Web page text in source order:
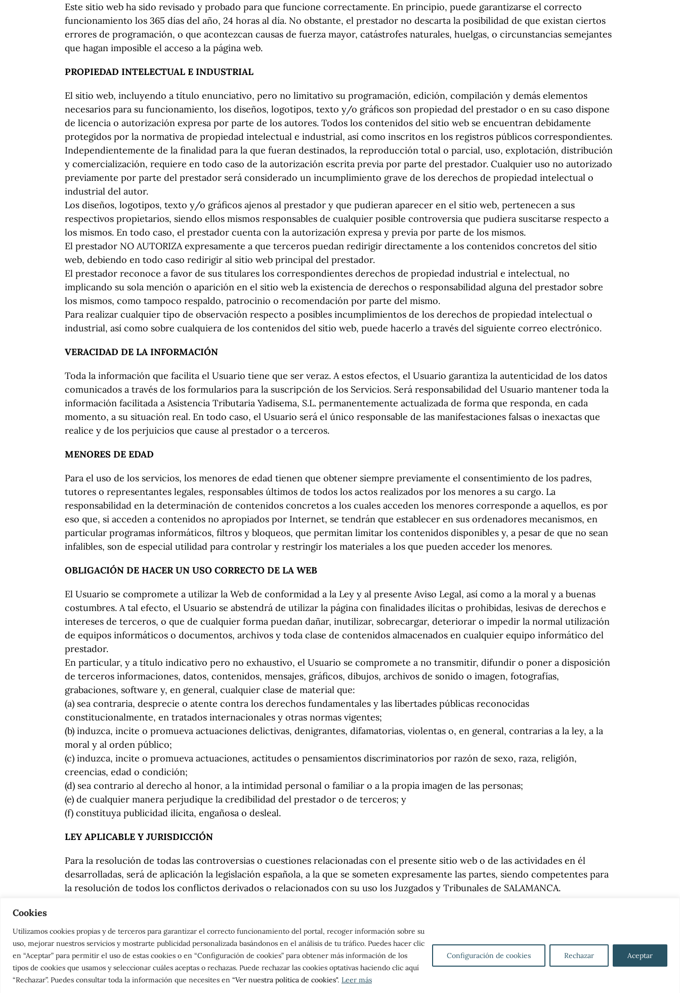
Cookies
Utilizamos cookies propias y de terceros para garantizar el correcto funcionamiento del portal, recoger información sobre su
uso, mejorar nuestros servicios y mostrarte publicidad personalizada basándonos en el análisis de tu tráfico. Puedes hacer clic
en “Aceptar” para permitir el uso de estas cookies o en “Configuración de cookies” para obtener más información de los
tipos de cookies que usamos y seleccionar cuáles aceptas o rechazas. Puede rechazar las cookies optativas haciendo clic aquí
“Rechazar”. Puedes consultar toda la información que necesites en “Ver nuestra política de cookies". Leer más
Configuración de cookies Rechazar Aceptar
Este sitio web ha sido revisado y probado para que funcione correctamente. En principio, puede garantizarse el correcto
funcionamiento los 365 días del año, 24 horas al día. No obstante, el prestador no descarta la posibilidad de que existan ciertos
errores de programación, o que acontezcan causas de fuerza mayor, catástrofes naturales, huelgas, o circunstancias semejantes
que hagan imposible el acceso a la página web.
PROPIEDAD INTELECTUAL E INDUSTRIAL
El sitio web, incluyendo a título enunciativo, pero no limitativo su programación, edición, compilación y demás elementos
necesarios para su funcionamiento, los diseños, logotipos, texto y/o gráficos son propiedad del prestador o en su caso dispone
de licencia o autorización expresa por parte de los autores. Todos los contenidos del sitio web se encuentran debidamente
protegidos por la normativa de propiedad intelectual e industrial, así como inscritos en los registros públicos correspondientes.
Independientemente de la finalidad para la que fueran destinados, la reproducción total o parcial, uso, explotación, distribución
y comercialización, requiere en todo caso de la autorización escrita previa por parte del prestador. Cualquier uso no autorizado
previamente por parte del prestador será considerado un incumplimiento grave de los derechos de propiedad intelectual o
industrial del autor.
Los diseños, logotipos, texto y/o gráficos ajenos al prestador y que pudieran aparecer en el sitio web, pertenecen a sus
respectivos propietarios, siendo ellos mismos responsables de cualquier posible controversia que pudiera suscitarse respecto a
los mismos. En todo caso, el prestador cuenta con la autorización expresa y previa por parte de los mismos.
El prestador NO AUTORIZA expresamente a que terceros puedan redirigir directamente a los contenidos concretos del sitio
web, debiendo en todo caso redirigir al sitio web principal del prestador.
El prestador reconoce a favor de sus titulares los correspondientes derechos de propiedad industrial e intelectual, no
implicando su sola mención o aparición en el sitio web la existencia de derechos o responsabilidad alguna del prestador sobre
los mismos, como tampoco respaldo, patrocinio o recomendación por parte del mismo.
Para realizar cualquier tipo de observación respecto a posibles incumplimientos de los derechos de propiedad intelectual o
industrial, así como sobre cualquiera de los contenidos del sitio web, puede hacerlo a través del siguiente correo electrónico.
VERACIDAD DE LA INFORMACIÓN
Toda la información que facilita el Usuario tiene que ser veraz. A estos efectos, el Usuario garantiza la autenticidad de los datos
comunicados a través de los formularios para la suscripción de los Servicios. Será responsabilidad del Usuario mantener toda la
información facilitada a Asistencia Tributaria Yadisema, S.L. permanentemente actualizada de forma que responda, en cada
momento, a su situación real. En todo caso, el Usuario será el único responsable de las manifestaciones falsas o inexactas que
realice y de los perjuicios que cause al prestador o a terceros.
MENORES DE EDAD
Para el uso de los servicios, los menores de edad tienen que obtener siempre previamente el consentimiento de los padres,
tutores o representantes legales, responsables últimos de todos los actos realizados por los menores a su cargo. La
responsabilidad en la determinación de contenidos concretos a los cuales acceden los menores corresponde a aquellos, es por
eso que, si acceden a contenidos no apropiados por Internet, se tendrán que establecer en sus ordenadores mecanismos, en
particular programas informáticos, filtros y bloqueos, que permitan limitar los contenidos disponibles y, a pesar de que no sean
infalibles, son de especial utilidad para controlar y restringir los materiales a los que pueden acceder los menores.
OBLIGACIÓN DE HACER UN USO CORRECTO DE LA WEB
El Usuario se compromete a utilizar la Web de conformidad a la Ley y al presente Aviso Legal, así como a la moral y a buenas
costumbres. A tal efecto, el Usuario se abstendrá de utilizar la página con finalidades ilícitas o prohibidas, lesivas de derechos e
intereses de terceros, o que de cualquier forma puedan dañar, inutilizar, sobrecargar, deteriorar o impedir la normal utilización
de equipos informáticos o documentos, archivos y toda clase de contenidos almacenados en cualquier equipo informático del
prestador.
En particular, y a título indicativo pero no exhaustivo, el Usuario se compromete a no transmitir, difundir o poner a disposición
de terceros informaciones, datos, contenidos, mensajes, gráficos, dibujos, archivos de sonido o imagen, fotografías,
grabaciones, software y, en general, cualquier clase de material que:
(a) sea contraria, desprecie o atente contra los derechos fundamentales y las libertades públicas reconocidas
constitucionalmente, en tratados internacionales y otras normas vigentes;
(b) induzca, incite o promueva actuaciones delictivas, denigrantes, difamatorias, violentas o, en general, contrarias a la ley, a la
moral y al orden público;
(c) induzca, incite o promueva actuaciones, actitudes o pensamientos discriminatorios por razón de sexo, raza, religión,
creencias, edad o condición;
(d) sea contrario al derecho al honor, a la intimidad personal o familiar o a la propia imagen de las personas;
(e) de cualquier manera perjudique la credibilidad del prestador o de terceros; y
(f) constituya publicidad ilícita, engañosa o desleal.
LEY APLICABLE Y JURISDICCIÓN
Para la resolución de todas las controversias o cuestiones relacionadas con el presente sitio web o de las actividades en él
desarrolladas, será de aplicación la legislación española, a la que se someten expresamente las partes, siendo competentes para
la resolución de todos los conflictos derivados o relacionados con su uso los Juzgados y Tribunales de SALAMANCA.
Aviso legal Política de privacidad Política de cookies